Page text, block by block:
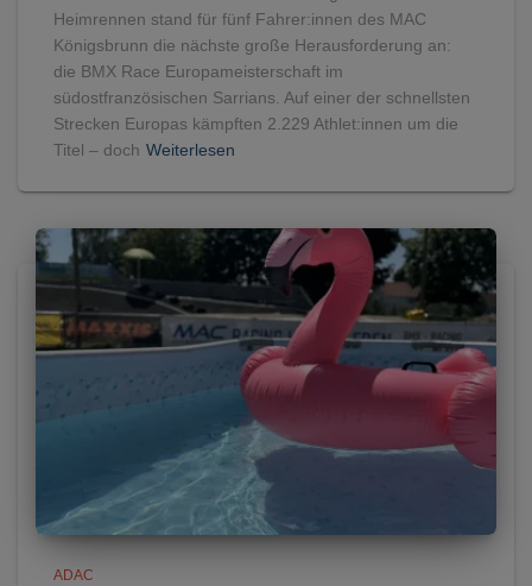
Heimrennen stand für fünf Fahrer:innen des MAC
Königsbrunn die nächste große Herausforderung an:
die BMX Race Europameisterschaft im
südostfranzösischen Sarrians. Auf einer der schnellsten
Strecken Europas kämpften 2.229 Athlet:innen um die
Titel – doch Weiterlesen
ADAC